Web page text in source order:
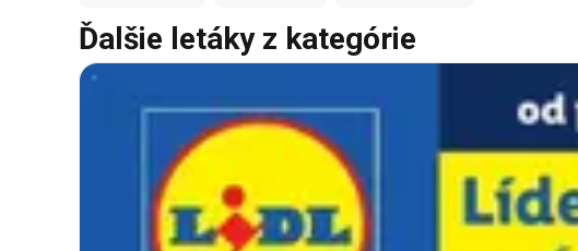
Ďalšie letáky z kategórie